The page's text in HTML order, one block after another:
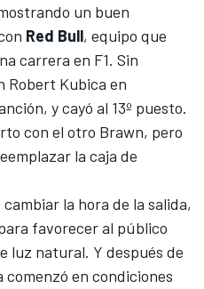
un buen
Red Bull, equipo que
carrera en F1. Sin
Robert Kubica en
y cayó al 13º puesto.
con el otro Brawn, pero
la caja de
la hora de la salida,
favorecer al público
luz natural. Y después de
en condiciones